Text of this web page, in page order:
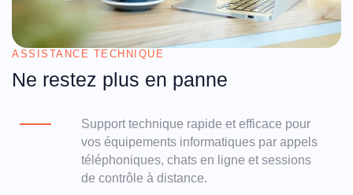
ASSISTANCE TECHNIQUE
Ne restez plus en panne
Support technique rapide et efficace pour
vos équipements informatiques par appels
téléphoniques, chats en ligne et sessions
de contrôle à distance.